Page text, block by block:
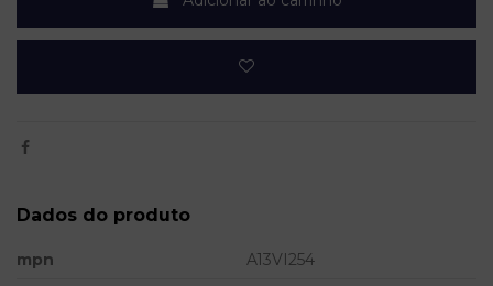
Dados do produto
mpn
A13VI254